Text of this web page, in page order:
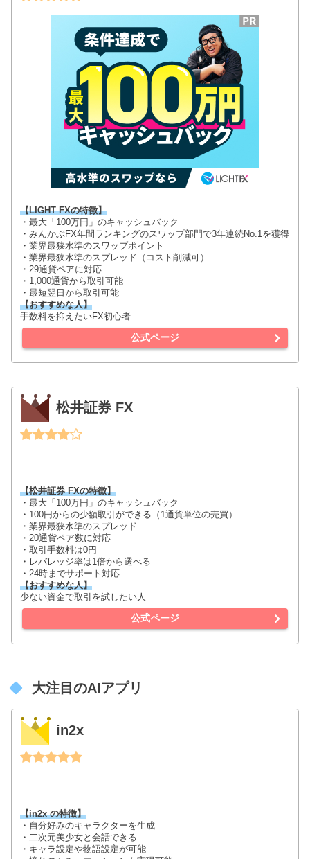
【LIGHT FXの特徴】
・最大「100万円」のキャッシュバック
・みんかぶFX年間ランキングのスワップ部門で3年連続No.1を獲得
・業界最狭水準のスワップポイント
・業界最狭水準のスプレッド（コスト削減可）
・29通貨ペアに対応
・1,000通貨から取引可能
・最短翌日から取引可能
【おすすめな人】
手数料を抑えたいFX初心者
公式ページ
松井証券 FX
【松井証券 FXの特徴】
・最大「100万円」のキャッシュバック
・100円からの少額取引ができる（1通貨単位の売買）
・業界最狭水準のスプレッド
・20通貨ペア数に対応
・取引手数料は0円
・レバレッジ率は1倍から選べる
・24時までサポート対応
【おすすめな人】
少ない資金で取引を試したい人
公式ページ
大注目のAIアプリ
in2x